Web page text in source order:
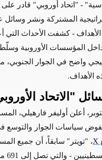
- "اتحاد أوروبي" قادر على
المشتركة ونشر وسائل
- كشفت الأحداث التي
المؤسسات الأوروبية
واضح في الجوار الجنوبي،
الأهداف.
"الاتحاد
أكتوبر، أعلن أوليفر فارهيلي،
سياسات الجوار والتوسع في
X، "تويتر" سابقاً، أن جميع
-